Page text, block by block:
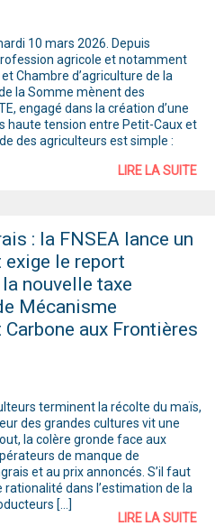
10 mars 2026. Depuis
agricole et notamment
Chambre d’agriculture de la
la Somme mènent des
engagé dans la création d’une
haute tension entre Petit-Caux et
des agriculteurs est simple :
LIRE LA SUITE
: la FNSEA lance un
exige le report
la nouvelle taxe
Mécanisme
Carbone aux Frontières
terminent la récolte du maïs,
des grandes cultures vit une
la colère gronde face aux
de manque de
et au prix annoncés. S’il faut
dans l’estimation de la
[…]
LIRE LA SUITE